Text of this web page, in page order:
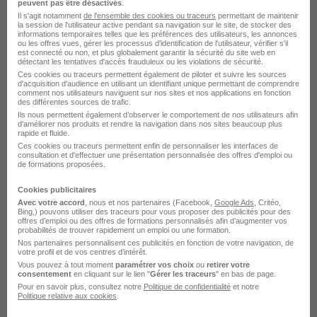
Comment accéder au marché caché
de l'emploi ?
Les postes non publiés se pourvoient par le
réseau, le bouche à oreille, les recommandations
et les candidatures spontanées ciblées. Pour y
accéder, vous pouvez soigner votre profil sur les
contact avec d'anciens collègues et des alumnis.
L'essentiel, c'est d'être très clair sur son projet :
les gens peuvent aider, encore faut-il qu'ils
sachent ce que la personne recherche. Sur les
candidatures spontanées, il faut privilégier la
qualité à la quantité, en ciblant des entreprises
peuvent pas être désactivés
Il s'agit notamment de l'ensemble des cookies ou traceurs permettant de maintenir
la session de l'utilisateur active pendant sa navigation sur le site, de stocker des
informations temporaires telles que les préférences des utilisateurs, les annonces
ou les offres vues, gérer les processus d'identification de l'utilisateur, vérifier s'il
est connecté ou non, et plus globalement garantir la sécurité du site web en
détectant les tentatives d'accès frauduleux ou les violations de sécurité.
Ces cookies ou traceurs permettent également de piloter et suivre les sources
d'acquisition d'audience en utilisant un identifiant unique permettant de comprendre
comment nos utilisateurs naviguent sur nos sites et nos applications en fonction
des différentes sources de trafic.
Ils nous permettent également d’observer le comportement de nos utilisateurs afin
d'améliorer nos produits et rendre la navigation dans nos sites beaucoup plus
rapide et fluide.
Ces cookies ou traceurs permettent enfin de personnaliser les interfaces de
consultation et d'effectuer une présentation personnalisée des offres d'emploi ou
de formations proposées.
Cookies publicitaires
Avec votre accord , nous et nos partenaires (Facebook, Google Ads , Critéo,
Bing,) pouvons utiliser des traceurs pour vous proposer des publicités pour des
offres d’emploi ou des offres de formations personnalisés afin d’augmenter vos
probabilités de trouver rapidement un emploi ou une formation.
Nos partenaires personnalisent ces publicités en fonction de votre navigation, de
votre profil et de vos centres d’intérêt.
Vous pouvez à tout moment paramétrer vos choix ou retirer votre
consentement en cliquant sur le lien "Gérer les traceurs" en bas de page.
Pour en savoir plus, consultez notre Politique de confidentialité et notre
Politique relative aux cookies